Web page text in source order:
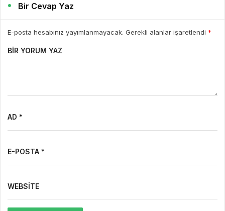
Bir Cevap Yaz
E-posta hesabınız yayımlanmayacak. Gerekli alanlar işaretlendi *
BIR YORUM YAZ
AD *
E-POSTA *
WEBSITE